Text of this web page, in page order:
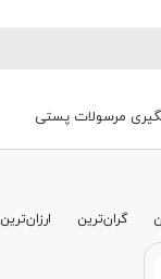
مرسولات پستی
گران‌ترین ارزان‌ترین